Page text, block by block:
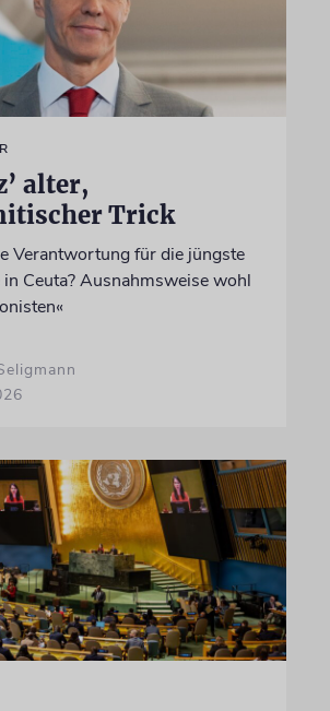
alter,
Trick
Verantwortung für die jüngste
Ceuta? Ausnahmsweise wohl